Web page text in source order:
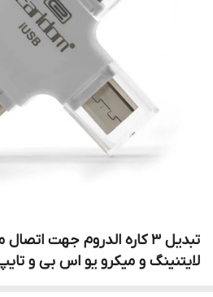
تبدیل 3 کاره الدروم جهت
لایتنینگ و میکرو یو اس بی و